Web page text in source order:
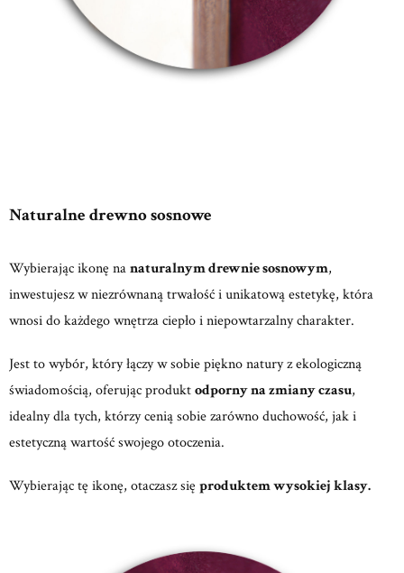
Naturalne drewno sosnowe
Wybierając ikonę nanaturalnym drewnie sosnowym,
inwestujesz w niezrównaną trwałość i unikatową estetykę, która
wnosi do każdego wnętrza ciepło i niepowtarzalny charakter.
Jest to wybór, który łączy w sobie piękno natury z ekologiczną
świadomością, oferując produktodporny na zmiany czasu,
idealny dla tych, którzy cenią sobie zarówno duchowość, jak i
estetyczną wartość swojego otoczenia.
Wybierając tę ikonę, otaczasz się produktem wysokiej klasy.